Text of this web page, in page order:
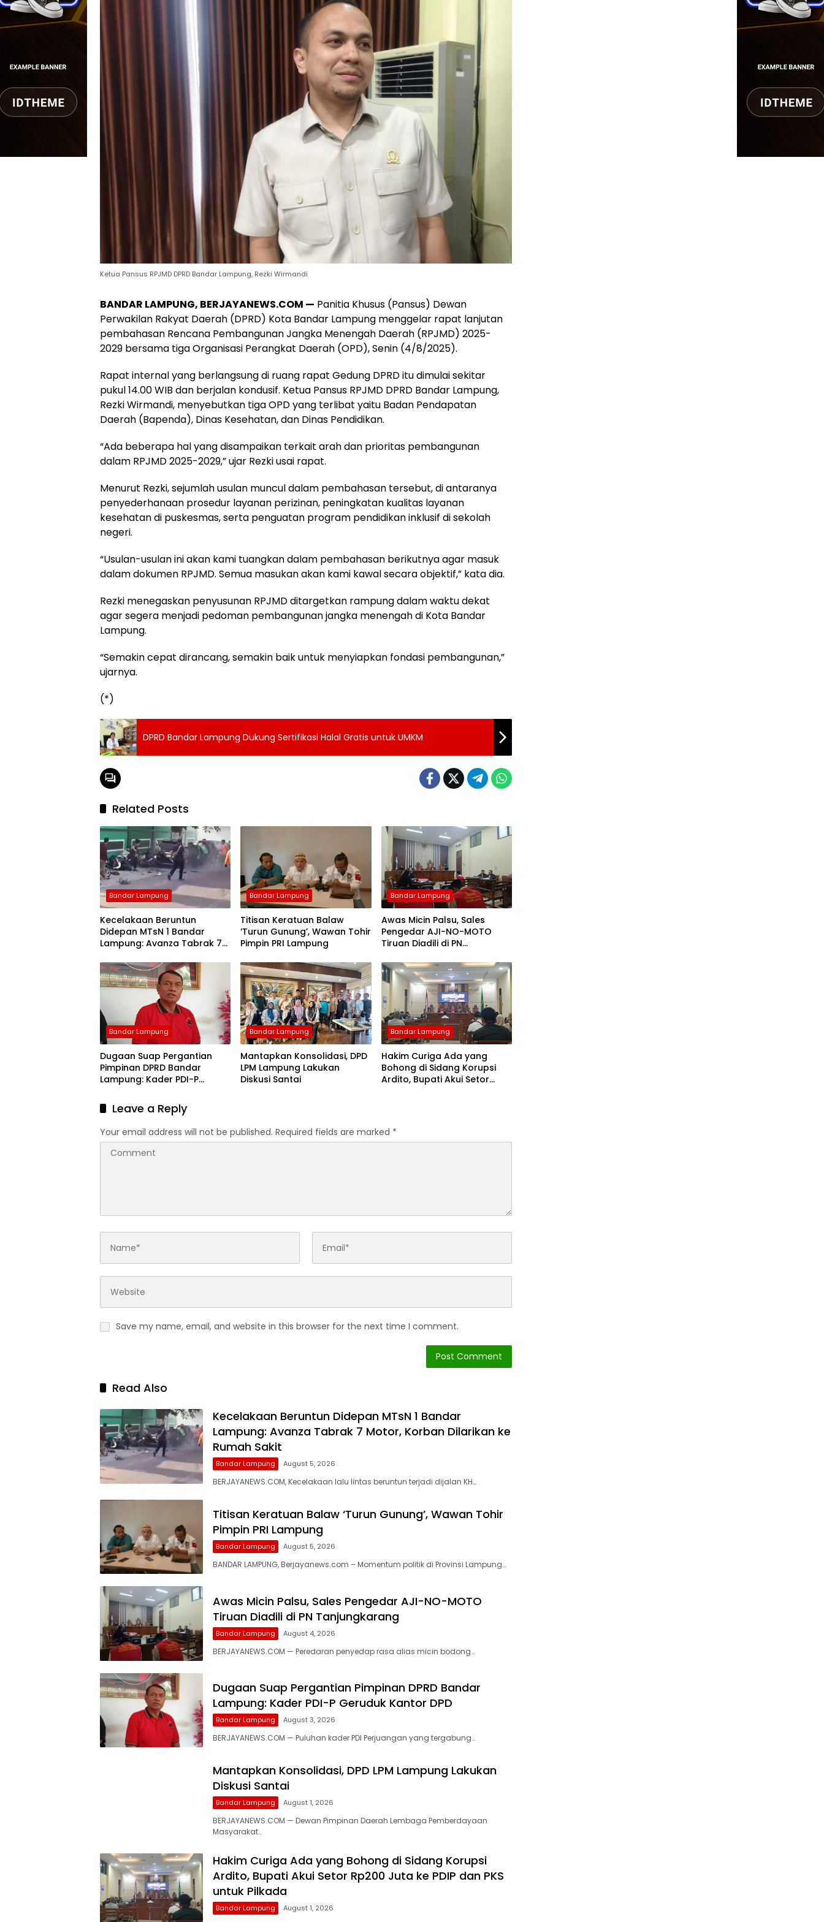
Ketua Pansus RPJMD DPRD Bandar Lampung, Rezki Wirmandi
BANDAR LAMPUNG, BERJAYANEWS.COM — Panitia Khusus (Pansus) Dewan
Perwakilan Rakyat Daerah (DPRD) Kota Bandar Lampung menggelar rapat lanjutan
pembahasan Rencana Pembangunan Jangka Menengah Daerah (RPJMD) 2025-
2029 bersama tiga Organisasi Perangkat Daerah (OPD), Senin (4/8/2025).
Rapat internal yang berlangsung di ruang rapat Gedung DPRD itu dimulai sekitar
pukul 14.00 WIB dan berjalan kondusif. Ketua Pansus RPJMD DPRD Bandar Lampung,
Rezki Wirmandi, menyebutkan tiga OPD yang terlibat yaitu Badan Pendapatan
Daerah (Bapenda), Dinas Kesehatan, dan Dinas Pendidikan.
“Ada beberapa hal yang disampaikan terkait arah dan prioritas pembangunan
dalam RPJMD 2025-2029,” ujar Rezki usai rapat.
Menurut Rezki, sejumlah usulan muncul dalam pembahasan tersebut, di antaranya
penyederhanaan prosedur layanan perizinan, peningkatan kualitas layanan
kesehatan di puskesmas, serta penguatan program pendidikan inklusif di sekolah
negeri.
“Usulan-usulan ini akan kami tuangkan dalam pembahasan berikutnya agar masuk
dalam dokumen RPJMD. Semua masukan akan kami kawal secara objektif,” kata dia.
Rezki menegaskan penyusunan RPJMD ditargetkan rampung dalam waktu dekat
agar segera menjadi pedoman pembangunan jangka menengah di Kota Bandar
Lampung.
“Semakin cepat dirancang, semakin baik untuk menyiapkan fondasi pembangunan,”
ujarnya.
(*)
DPRD Bandar Lampung Dukung Sertifikasi Halal Gratis untuk UMKM
Related Posts
Bandar Lampung
Kecelakaan Beruntun
Didepan MTsN 1 Bandar
Lampung: Avanza Tabrak 7
Rumah Sakit
Bandar Lampung
Titisan Keratuan Balaw
‘Turun Gunung’, Wawan Tohir
Pimpin PRI Lampung
Bandar Lampung
Awas Micin Palsu, Sales
Pengedar AJI-NO-MOTO
Tiruan Diadili di PN
Bandar Lampung
Dugaan Suap Pergantian
Pimpinan DPRD Bandar
Lampung: Kader PDI-P
Bandar Lampung
Mantapkan Konsolidasi, DPD
LPM Lampung Lakukan
Diskusi Santai
Bandar Lampung
Hakim Curiga Ada yang
Bohong di Sidang Korupsi
Ardito, Bupati Akui Setor
Leave a Reply
Your email address will not be published. Required fields are marked *
Save my name, email, and website in this browser for the next time I comment.
Read Also
Kecelakaan Beruntun Didepan MTsN 1 Bandar
Lampung: Avanza Tabrak 7 Motor, Korban Dilarikan ke
Rumah Sakit
Bandar Lampung August 5, 2026
BERJAYANEWS.COM, Kecelakaan lalu lintas beruntun terjadi dijalan KH…
Titisan Keratuan Balaw ‘Turun Gunung’, Wawan Tohir
Pimpin PRI Lampung
Bandar Lampung August 5, 2026
BANDAR LAMPUNG, Berjayanews.com – Momentum politik di Provinsi Lampung…
Awas Micin Palsu, Sales Pengedar AJI-NO-MOTO
Tiruan Diadili di PN Tanjungkarang
Bandar Lampung August 4, 2026
BERJAYANEWS.COM — Peredaran penyedap rasa alias micin bodong…
Dugaan Suap Pergantian Pimpinan DPRD Bandar
Lampung: Kader PDI-P Geruduk Kantor DPD
Bandar Lampung August 3, 2026
BERJAYANEWS.COM — Puluhan kader PDI Perjuangan yang tergabung…
Mantapkan Konsolidasi, DPD LPM Lampung Lakukan
Diskusi Santai
Bandar Lampung August 1, 2026
BERJAYANEWS.COM — Dewan Pimpinan Daerah Lembaga Pemberdayaan
Masyarakat…
Hakim Curiga Ada yang Bohong di Sidang Korupsi
Ardito, Bupati Akui Setor Rp200 Juta ke PDIP dan PKS
untuk Pilkada
Bandar Lampung August 1, 2026